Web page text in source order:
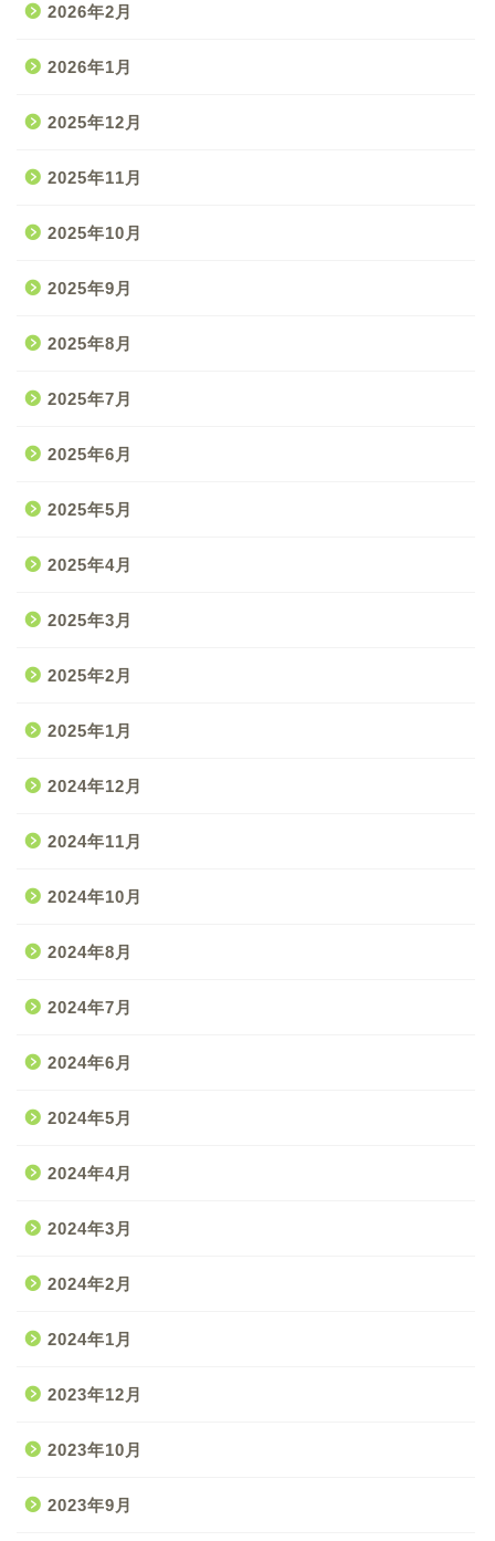
2026年2月
2026年1月
2025年12月
2025年11月
2025年10月
2025年9月
2025年8月
2025年7月
2025年6月
2025年5月
2025年4月
2025年3月
2025年2月
2025年1月
2024年12月
2024年11月
2024年10月
2024年8月
2024年7月
2024年6月
2024年5月
2024年4月
2024年3月
2024年2月
2024年1月
2023年12月
2023年10月
2023年9月